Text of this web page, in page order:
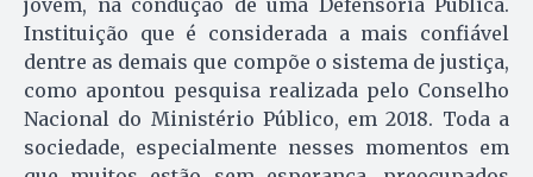
jovem, na condução de uma Defensoria Pública.
Instituição que é considerada a mais confiável
dentre as demais que compõe o sistema de justiça,
como apontou pesquisa realizada pelo Conselho
Nacional do Ministério Público, em 2018. Toda a
sociedade, especialmente nesses momentos em